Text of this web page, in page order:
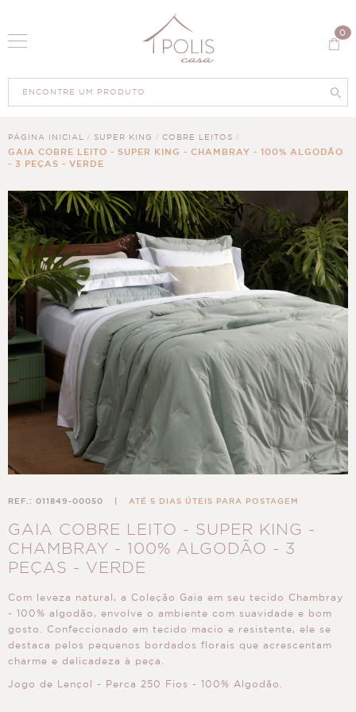
0
PÁGINA INICIAL SUPER KING COBRE LEITOS
GAIA COBRE LEITO - SUPER KING - CHAMBRAY - 100% ALGODÃO
- 3 PEÇAS - VERDE
REF.: 011849-00050 ATÉ 5 DIAS ÚTEIS PARA POSTAGEM
GAIA COBRE LEITO - SUPER KING -
CHAMBRAY - 100% ALGODÃO - 3
PEÇAS - VERDE
Com leveza natural, a Coleção Gaia em seu tecido Chambray
- 100% algodão, envolve o ambiente com suavidade e bom
gosto. Confeccionado em tecido macio e resistente, ele se
destaca pelos pequenos bordados florais que acrescentam
charme e delicadeza à peça.
Jogo de Lençol - Perca 250 Fios - 100% Algodão.